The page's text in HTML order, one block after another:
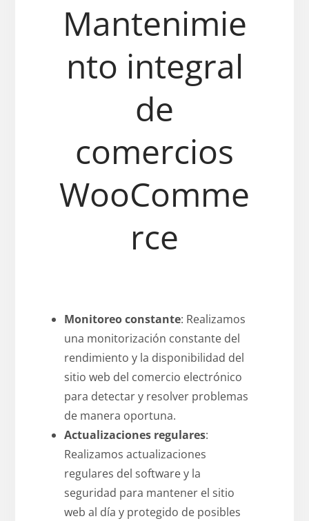
Mantenimie
nto integral
de
comercios
WooComme
rce
Monitoreo constante: Realizamos
una monitorización constante del
rendimiento y la disponibilidad del
sitio web del comercio electrónico
para detectar y resolver problemas
de manera oportuna.
Actualizaciones regulares:
Realizamos actualizaciones
regulares del software y la
seguridad para mantener el sitio
web al día y protegido de posibles